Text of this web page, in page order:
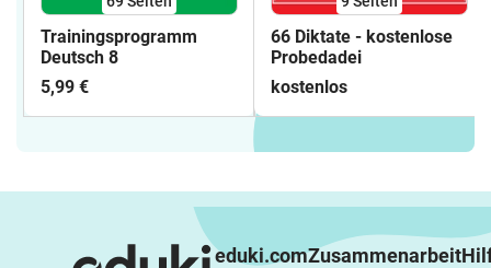
Trainingsprogramm
Deutsch 8
5,99 €
66 Diktate - kostenlose
Probedadei
kostenlos
eduki.comZusammenarbeit